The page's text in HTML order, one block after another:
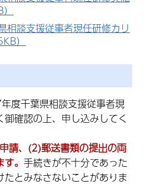
相談支援従事者現任研修カリ
）
度千葉県相談支援従事者現
確認の上、申し込みしてく
請、(2)郵送書類の提出の両
。 手続きが不十分であった
とみなさないことがありま